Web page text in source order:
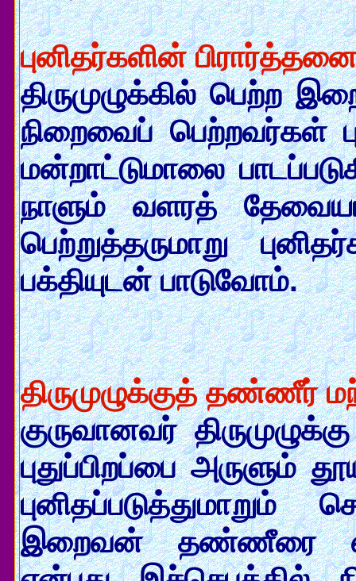
புனிதர்களின்
திருமுழுக்கில் பெற்ற
நிறைவைப் பெற்றவர்கள்
மன்றாட்டுமாலை
நாளும் வளரத்
பெற்றுத்தருமாறு
பக்தியுடன் பாடுவோம்.
திருமுழுக்குத் தண்ணீர்
குருவானவர்
புதுப்பிறப்பை அருளும்
புனிதப்படுத்துமாறும்
இறைவன் தண்ணீரை